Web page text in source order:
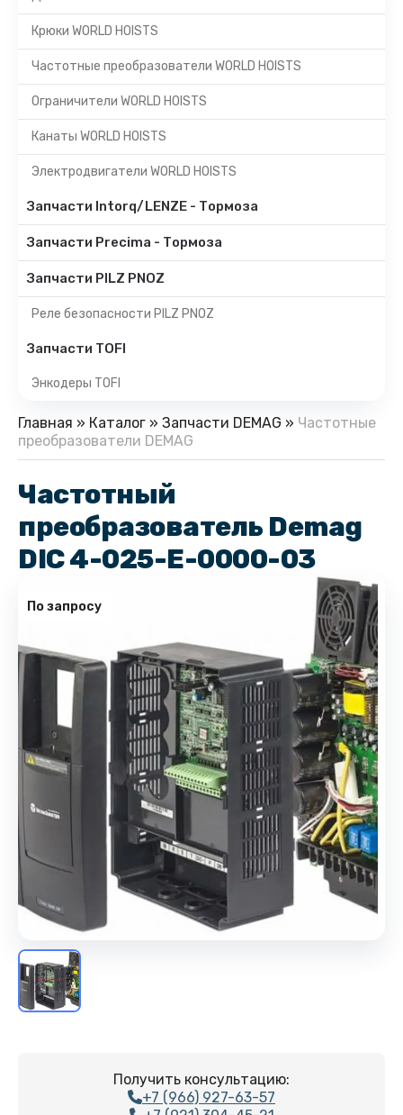
Крюки WORLD HOISTS
Частотные преобразователи WORLD HOISTS
Ограничители WORLD HOISTS
Канаты WORLD HOISTS
Электродвигатели WORLD HOISTS
Запчасти Intorq/LENZE - Тормоза
Запчасти Precima - Тормоза
Запчасти PILZ PNOZ
Реле безопасности PILZ PNOZ
Запчасти TOFI
Энкодеры TOFI
Главная » Каталог » Запчасти DEMAG » Частотные
преобразователи DEMAG
Частотный
преобразователь Demag
DIC 4-025-E-0000-03
По запросу
Получить консультацию:
+7 (966) 927-63-57